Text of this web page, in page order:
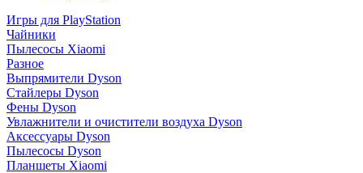
Игры для PlayStation
Чайники
Пылесосы Xiaomi
Разное
Выпрямители Dyson
Стайлеры Dyson
Фены Dyson
Увлажнители и очистители воздуха Dyson
Аксессуары Dyson
Пылесосы Dyson
Планшеты Xiaomi